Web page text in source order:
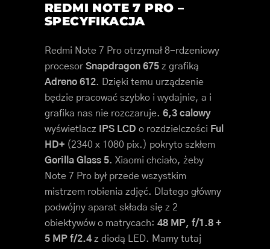
REDMI NOTE 7 PRO –
SPECYFIKACJA
Redmi Note 7 Pro otrzymał 8-rdzeniowy
procesor Snapdragon 675 z grafiką
Adreno 612. Dzięki temu urządzenie
będzie pracować szybko i wydajnie, a i
grafika nas nie rozczaruje. 6,3 calowy
wyświetlacz
IPS LCD o rozdzielczości Ful
HD+ (2340 x 1080 pix.) pokryto szkłem
Gorilla Glass 5. Xiaomi chciało, żeby
Note 7 Pro był przede wszystkim
mistrzem robienia zdjęć. Dlatego główny
podwójny aparat składa się z 2
obiektywów o matrycach: 48 MP, f/1.8 +
5 MP f/2.4 z diodą LED. Mamy tutaj